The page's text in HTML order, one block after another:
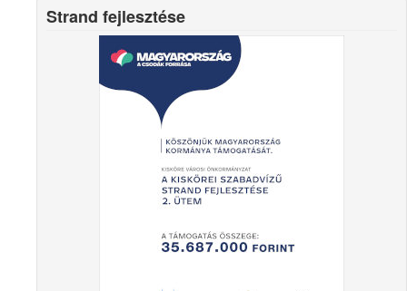
Strand fejlesztése